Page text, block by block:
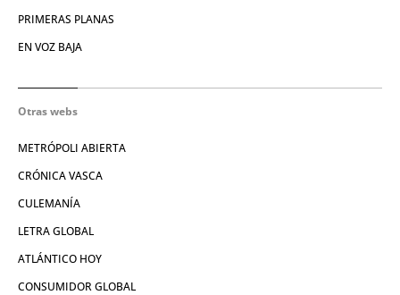
PRIMERAS PLANAS
EN VOZ BAJA
Otras webs
METRÓPOLI ABIERTA
CRÓNICA VASCA
CULEMANÍA
LETRA GLOBAL
ATLÁNTICO HOY
CONSUMIDOR GLOBAL